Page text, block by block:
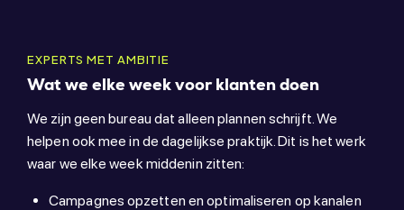
EXPERTS MET AMBITIE
Wat we elke week voor klanten doen
We zijn geen bureau dat alleen plannen schrijft. We
helpen ook mee in de dagelijkse praktijk. Dit is het werk
waar we elke week middenin zitten:
Campagnes opzetten en optimaliseren op kanalen